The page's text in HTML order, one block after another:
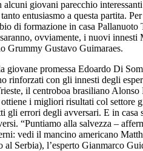
giovani parecchio
entusiasmo a questa partita.
di formazione in casa Pallanuoto
ovviamente, i nuovi
Grummy Gustavo Guimaraes.
promessa Edoardo Di
con gli innesti degli
il centroboa brasiliano
i migliori risultati col
errori degli avversari. E in
“Puntiamo alla salvezza –
vedi il mancino americano
Serbia), l’esperto Gianmarco